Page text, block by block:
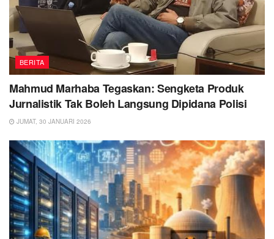
BERITA
Mahmud Marhaba Tegaskan: Sengketa Produk
Jurnalistik Tak Boleh Langsung Dipidana Polisi
JUMAT, 30 JANUARI 2026